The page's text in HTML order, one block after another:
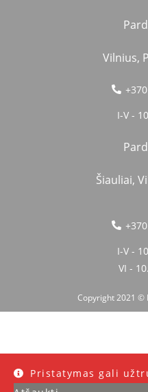
Pristatymas gali
Vilnius,
I-V -
Šiauliai,
I-V -
VI -
Copyright 2021 ©